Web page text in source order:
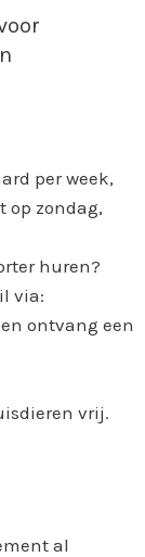
per week,
op zondag,
huren?
via:
en ontvang een
vrij.
al